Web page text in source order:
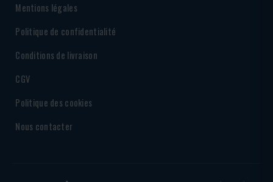
Mentions légales
Politique de confidentialité
Conditions de livraison
CGV
Politique des cookies
Nous contacter